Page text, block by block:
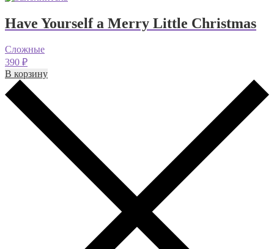
Have Yourself a Merry Little Christmas
Сложные
390 ₽
В корзину